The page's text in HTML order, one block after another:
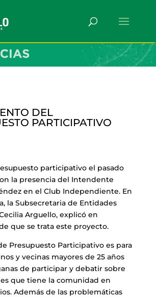
DEL
PARTICIPATIVO
participativo el pasado
la presencia del Intendente
en el Club Independiente. En
la Subsecretaria de Entidades
Arguello, explicó en
que se trata este proyecto.
Presupuesto Participativo es para
y vecinas mayores de 25 años
de participar y debatir sobre
que tiene la comunidad en
Además de las problemáticas